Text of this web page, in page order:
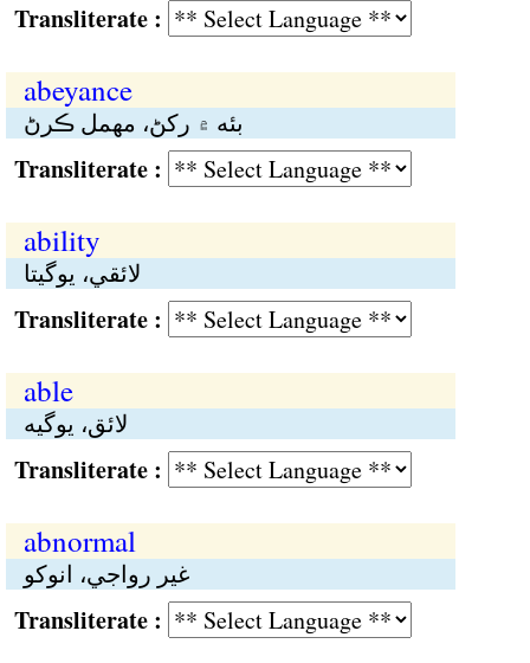
:
abeyance
بئە ۾ رکڻ، مهمل ڪرڻ
:
ability
لائقي، يوگيتا
:
able
لائق، يوگيە
:
abnormal
غير رواجي، انوکو
: